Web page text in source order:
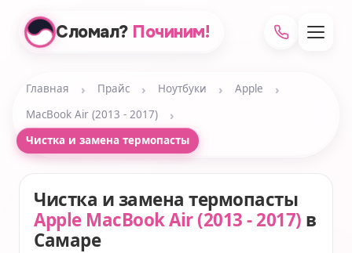
Сломал? Починим!
Главная › Прайс › Ноутбуки › Apple ›
MacBook Air (2013 - 2017) ›
Чистка и замена термопасты
Чистка и замена термопасты
Apple MacBook Air (2013 - 2017) в
Самаре